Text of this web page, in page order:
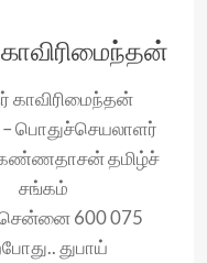
காவிரிமைந்தன்
– பொதுச்செயலாளர்
கண்ணதாசன் தமிழ்ச்
சங்கம்
600 075
துபாய்